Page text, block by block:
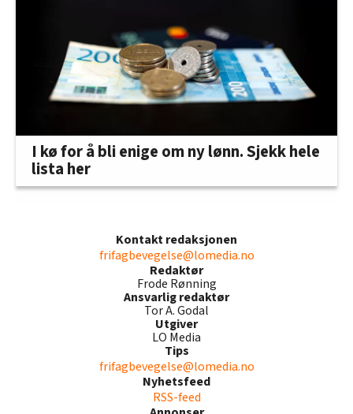
I kø for å bli enige om ny lønn. Sjekk hele
lista her
Kontakt redaksjonen
frifagbevegelse@lomedia.no
Redaktør
Frode Rønning
Ansvarlig redaktør
Tor A. Godal
Utgiver
LO Media
Tips
frifagbevegelse@lomedia.no
Nyhetsfeed
RSS-feed